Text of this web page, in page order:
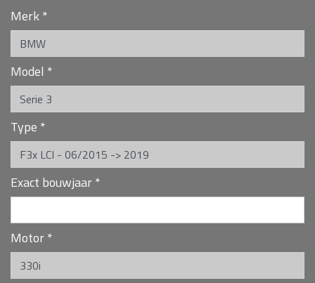
Merk*
Model *
Type *
Exact bouwjaar*
Motor*